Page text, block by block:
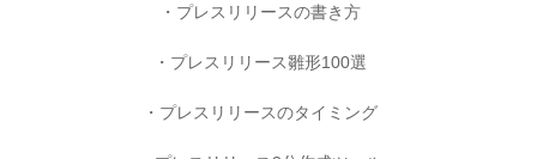
プレスリリースの書き方
プレスリリース雛形100選
プレスリリースのタイミング